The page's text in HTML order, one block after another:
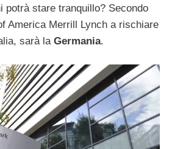
potrà stare tranquillo? Secondo
America Merrill Lynch a rischiare
sarà la Germania.